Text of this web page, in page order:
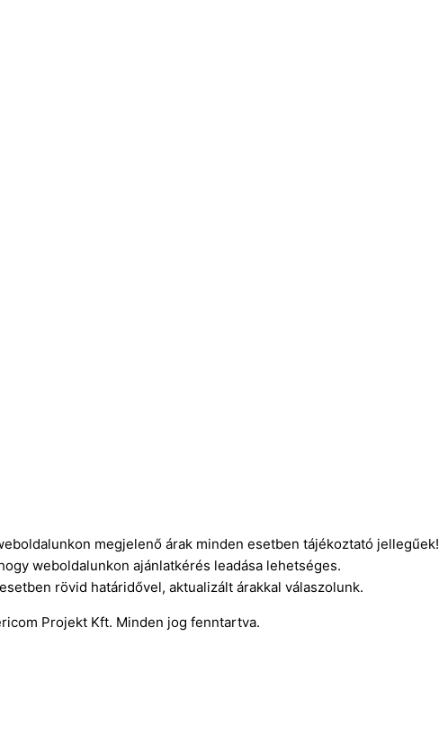
megjelenő árak minden esetben tájékoztató jellegűek!
weboldalunkon ajánlatkérés leadása lehetséges.
rövid határidővel, aktualizált árakkal válaszolunk.
Projekt Kft. Minden jog fenntartva.